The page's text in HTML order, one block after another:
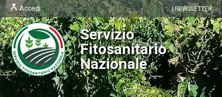
| NEWSLETTER
Accedi
Servizio
Fitosanitario
Nazionale